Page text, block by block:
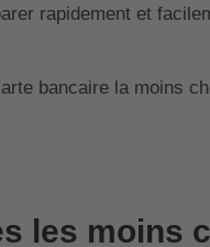
rapidement et
bancaire la moins
les moins